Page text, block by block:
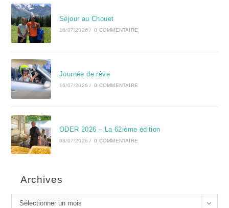
Séjour au Chouet
16/07/2026 / 0 COMMENTAIRE
Journée de rêve
16/07/2026 / 0 COMMENTAIRE
ODER 2026 – La 62ième édition
08/07/2026 / 0 COMMENTAIRE
Archives
Sélectionner un mois